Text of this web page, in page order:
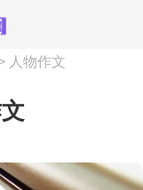
人物作文